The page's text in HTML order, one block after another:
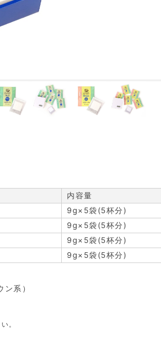
内容量
9g×5袋(5杯分)
9g×5袋(5杯分)
9g×5袋(5杯分)
9g×5袋(5杯分)
系）
。